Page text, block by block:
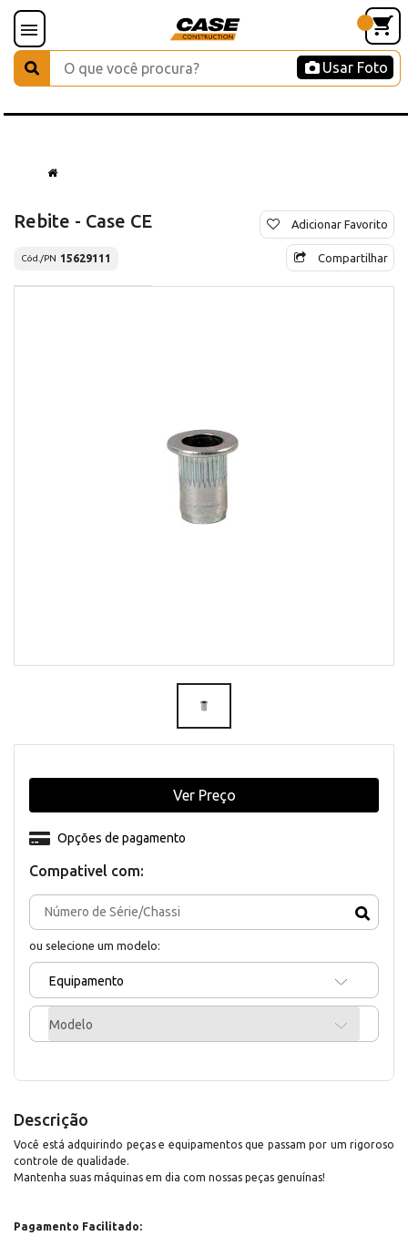
Usar Foto
Rebite - Case CE
Cód./PN 15629111
Adicionar Favorito
Compartilhar
Compativel com:
ou selecione um modelo:
Equipamento
Modelo
Opções de pagamento
Ver Preço
Descrição
Você está adquirindo peças e equipamentos que passam por um rigoroso
controle de qualidade.
Mantenha suas máquinas em dia com nossas peças genuínas!
Pagamento Facilitado: